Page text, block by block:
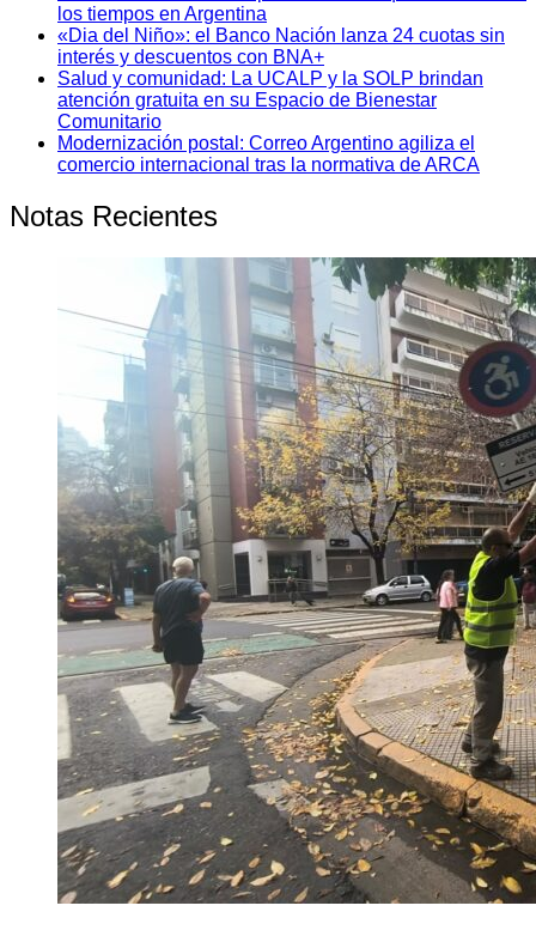
los tiempos en Argentina
«Dia del Niño»: el Banco Nación lanza 24 cuotas sin
interés y descuentos con BNA+
Salud y comunidad: La UCALP y la SOLP brindan
atención gratuita en su Espacio de Bienestar
Comunitario
Modernización postal: Correo Argentino agiliza el
comercio internacional tras la normativa de ARCA
Notas Recientes